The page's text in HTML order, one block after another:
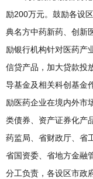
励200万元。鼓励各设
典名方中药新药、创新
励银行机构针对医药产
信贷产品，加大贷款投
导基金及相关科创基金
励医药企业在境内外市
类债券、资产证券化产
药监局、省财政厅、省
省国资委、省地方金融
分工负责，各设区市政